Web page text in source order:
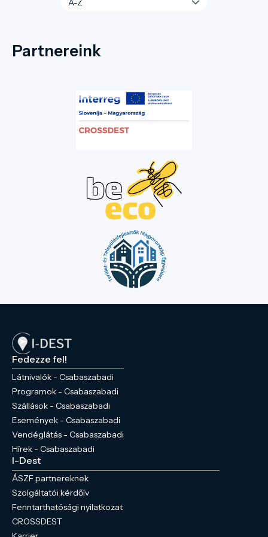
Partnereink
Fedezze fel!
Látnivalók - Csabaszabadi
Programok - Csabaszabadi
Szállások - Csabaszabadi
Események - Csabaszabadi
Vendéglátás - Csabaszabadi
Hírek - Csabaszabadi
I-Dest
ÁSZF partnereknek
Szolgáltatói kérdőív
Fenntarthatósági nyilatkozat
CROSSDEST